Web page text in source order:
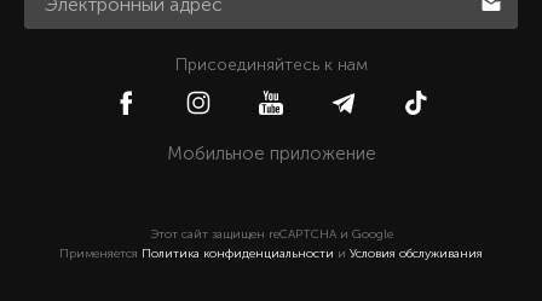
Присоединяйтесь к нам
Мобильное приложение
Этот сайт защищен reCAPTCHA и Google
Применяется Политика конфиденциальности и Условия обслуживания